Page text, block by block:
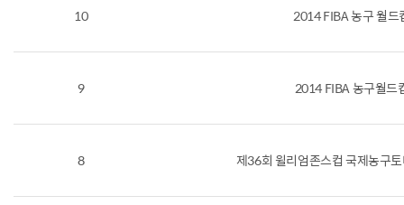
10 2014 FIBA 농구 월드
9 2014 FIBA 농구월드
8 제36회 윌리엄존스컵 국제농구